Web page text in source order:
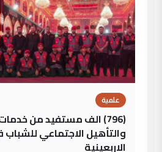
علمية
(796) الف مستفيد من
والتأهيل الاجتماعي للشباب
الاربعينية